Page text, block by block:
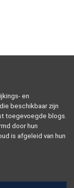
en
beschikbaar zijn
toegevoegde blogs.
door hun
is afgeleid van hun